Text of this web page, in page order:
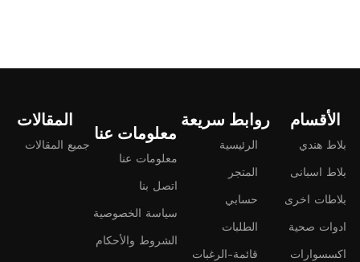
المقالات
جميع المقالات
معلومات عنا
معلومات عنا
اتصل بنا
سياسة الخصوصية
الشروط والأحكام
روابط سريعة
الرئيسية
المتجر
حسابي
الطلبات
قائمة-الرغبات
الأقسام
بلاط هندي
بلاط اسبانى
بلاطات اخرى
ادوات صحية
اكسسوارات